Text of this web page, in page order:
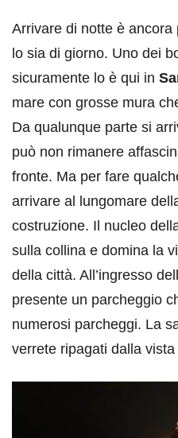
Arrivare di notte è
lo sia di giorno. Uno dei
sicuramente lo è qui in
mare con grosse mura
Da qualunque parte si
può non rimanere
fronte. Ma per fare
arrivare al lungomare
costruzione. Il nucleo
sulla collina e domina la
della città. All’ingresso
presente un parcheggio
numerosi parcheggi. La
verrete ripagati dalla